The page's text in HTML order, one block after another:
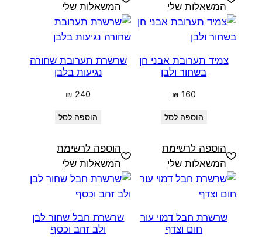
המשאלות שלי
המשאלות שלי
צמיד תערובת אבני חן
בשחור ולבן
₪ 160
הוספה לסל
הוספה לרשימת
המשאלות שלי
שרשרת תערובת שחורה
נגיעות בלבן
₪ 240
הוספה לסל
הוספה לרשימת
המשאלות שלי
שרשרת חבל דמוי עור
חום וצדף
שרשרת חבל שחור לבן
ולב זהב וכסף